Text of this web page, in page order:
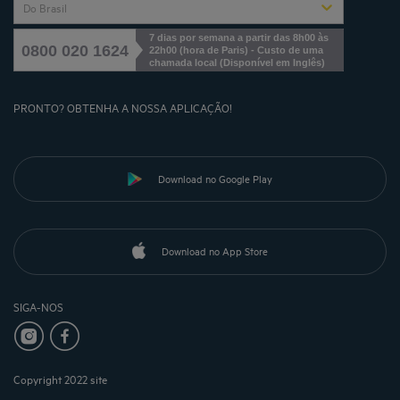
Do Brasil
0800 020 1624
7 dias por semana a partir das 8h00 às
22h00 (hora de Paris) - Custo de uma
chamada local (Disponível em Inglês)
PRONTO? OBTENHA A NOSSA APLICAÇÃO!
Download no Google Play
Download no App Store
SIGA-NOS
Copyright 2022 site